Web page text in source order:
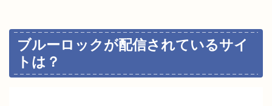
ブルーロックが配信されているサイ
トは？